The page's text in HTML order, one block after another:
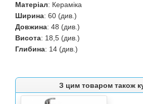
Матеріал: Кераміка
Ширина: 60 (див.)
Довжина: 48 (див.)
Висота: 18,5 (див.)
Глибина: 14 (див.)
З цим товаром також